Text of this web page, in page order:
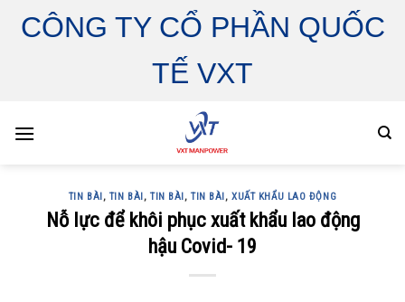
CÔNG TY CỔ PHẦN QUỐC
TẾ VXT
TIN BÀI, TIN BÀI, TIN BÀI, TIN BÀI,XUẤT KHẨU LAO ĐỘNG
Nỗ lực để khôi phục xuất khẩu lao động
hậu Covid- 19